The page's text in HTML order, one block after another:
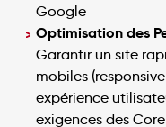
Google
Optimisation des
Garantir un site
mobiles
expérience
exigences des